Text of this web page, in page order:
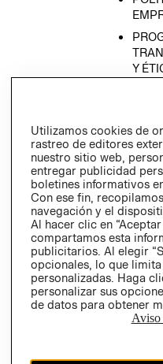
Y
Y
Colombia ($)
CAMBIAR REGIÓN
Utilizamos cookies de
rastreo de editores
nuestro sitio web,
entregar publicidad
boletines informativos
Con ese fin,
navegación y el
Al hacer clic en
compartamos esta
publicitarios. Al elegir
opcionales, lo que
personalizadas. Haga
personalizar sus
de datos para obtener
Aviso